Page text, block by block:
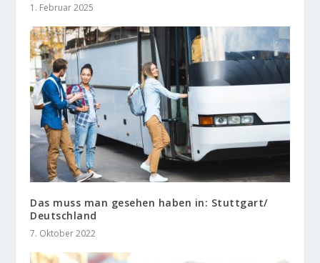
1. Februar 2025
Das muss man gesehen haben in: Stuttgart/
Deutschland
7. Oktober 2022